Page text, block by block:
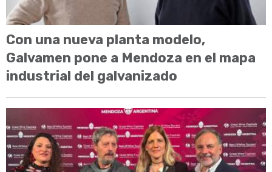
Con una nueva planta modelo,
Galvamen pone a Mendoza en el mapa
industrial del galvanizado